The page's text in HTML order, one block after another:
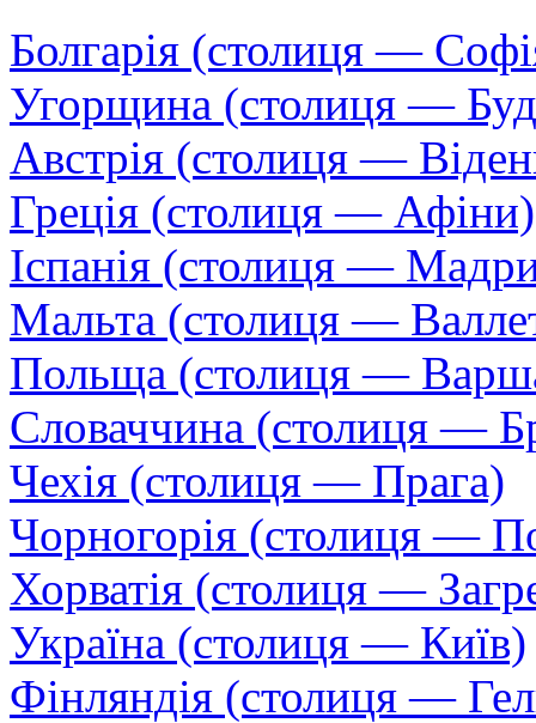
Болгарія (столиця —
Угорщина (столиця —
Австрія (столиця —
Греція (столиця — Афіни)
Іспанія (столиця —
Мальта (столиця —
Польща (столиця —
Словаччина (столиця —
Чехія (столиця — Прага)
Чорногорія (столиця —
Хорватія (столиця —
Україна (столиця — Київ)
Фінляндія (столиця —